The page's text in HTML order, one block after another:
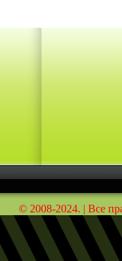
© 2008-2024. | Все